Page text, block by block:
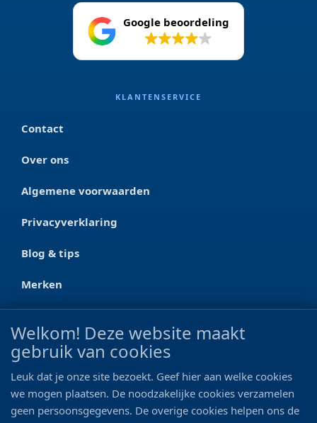
Google beoordeling
KLANTENSERVICE
Contact
Over ons
Algemene voorwaarden
Privacyverklaring
Blog & tips
Merken
CONTACT
Ootmarsumseweg 125a
0546 - 622 990
Welkom! Deze website maakt
gebruik van cookies
Leuk dat je onze site bezoekt. Geef hier aan welke cookies
we mogen plaatsen. De noodzakelijke cookies verzamelen
geen persoonsgegevens. De overige cookies helpen ons de